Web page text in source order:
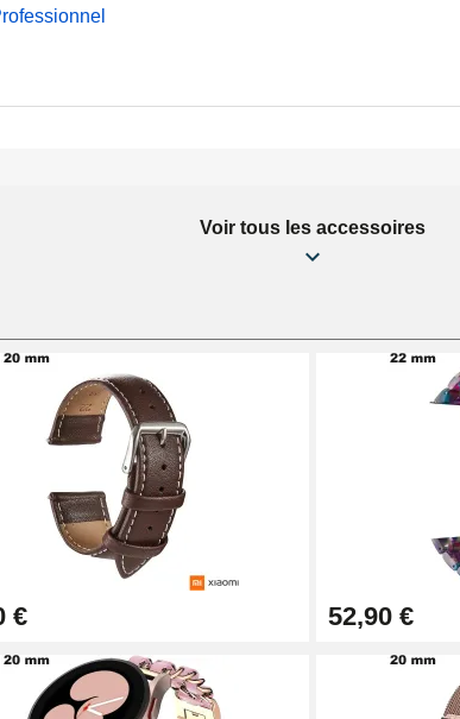
Voir tous les accessoires
€ 52,90 €